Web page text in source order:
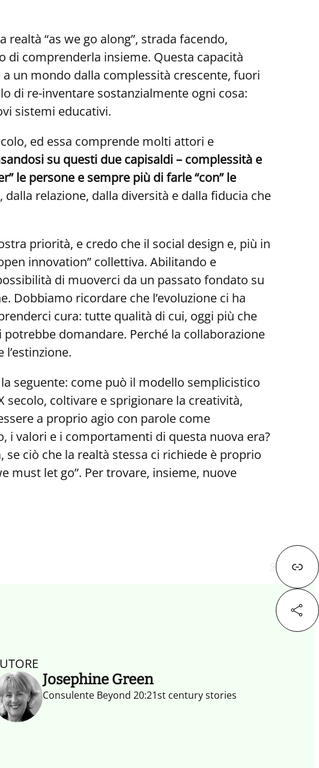
“as we go along”, strada facendo,
comprenderla insieme. Questa capacità
un mondo dalla complessità crescente, fuori
di re-inventare sostanzialmente ogni cosa:
sistemi educativi.
ed essa comprende molti attori e
su questi due capisaldi – complessità e
le persone e sempre più di farle “con” le
relazione, dalla diversità e dalla fiducia che
priorità, e credo che il social design e, più in
innovation” collettiva. Abilitando e
di muoverci da un passato fondato su
Dobbiamo ricordare che l’evoluzione ci ha
cura: tutte qualità di cui, oggi più che
domandare. Perché la collaborazione
seguente: come può il modello semplicistico
coltivare e sprigionare la creatività,
a proprio agio con parole come
i valori e i comportamenti di questa nuova era?
ciò che la realtà stessa ci richiede è proprio
must let go”. Per trovare, insieme, nuove
Successivo
Josephine Green
Consulente Beyond 20:21st century stories